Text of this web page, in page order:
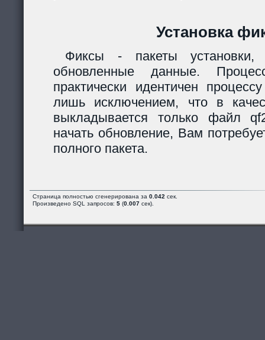
Установка
Фиксы - пакеты установки,
обновленные данные.
практически идентичен
лишь исключением, что в
выкладывается только файл
начать обновление, Вам
полного пакета.
Страница полностью сгенерирована за 0.042 сек.
Произведено SQL запросов: 5 (0.007 сек).